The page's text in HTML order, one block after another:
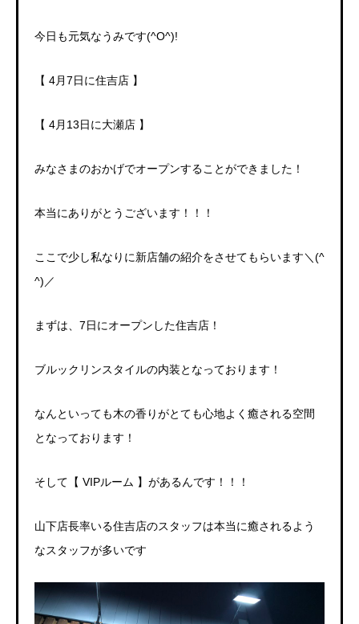
今日も元気なうみです(^O^)!
【 4月7日に住吉店 】
【 4月 13日に大瀬店 】
みなさまのおかげでオープンすることができました！
本当にありがとうございます！！！
ここで少し私なりに新店舗の紹介をさせてもらいます＼(^
^)／
まずは、 7日にオープンした住吉店！
ブルックリンスタイルの内装となっております！
なんといっても木の香りがとても心地よく癒される空間
となっております！
そして【 VIPルーム 】があるんです！！！
山下店長率いる住吉店のスタッフは本当に癒されるよう
なスタッフが多いです